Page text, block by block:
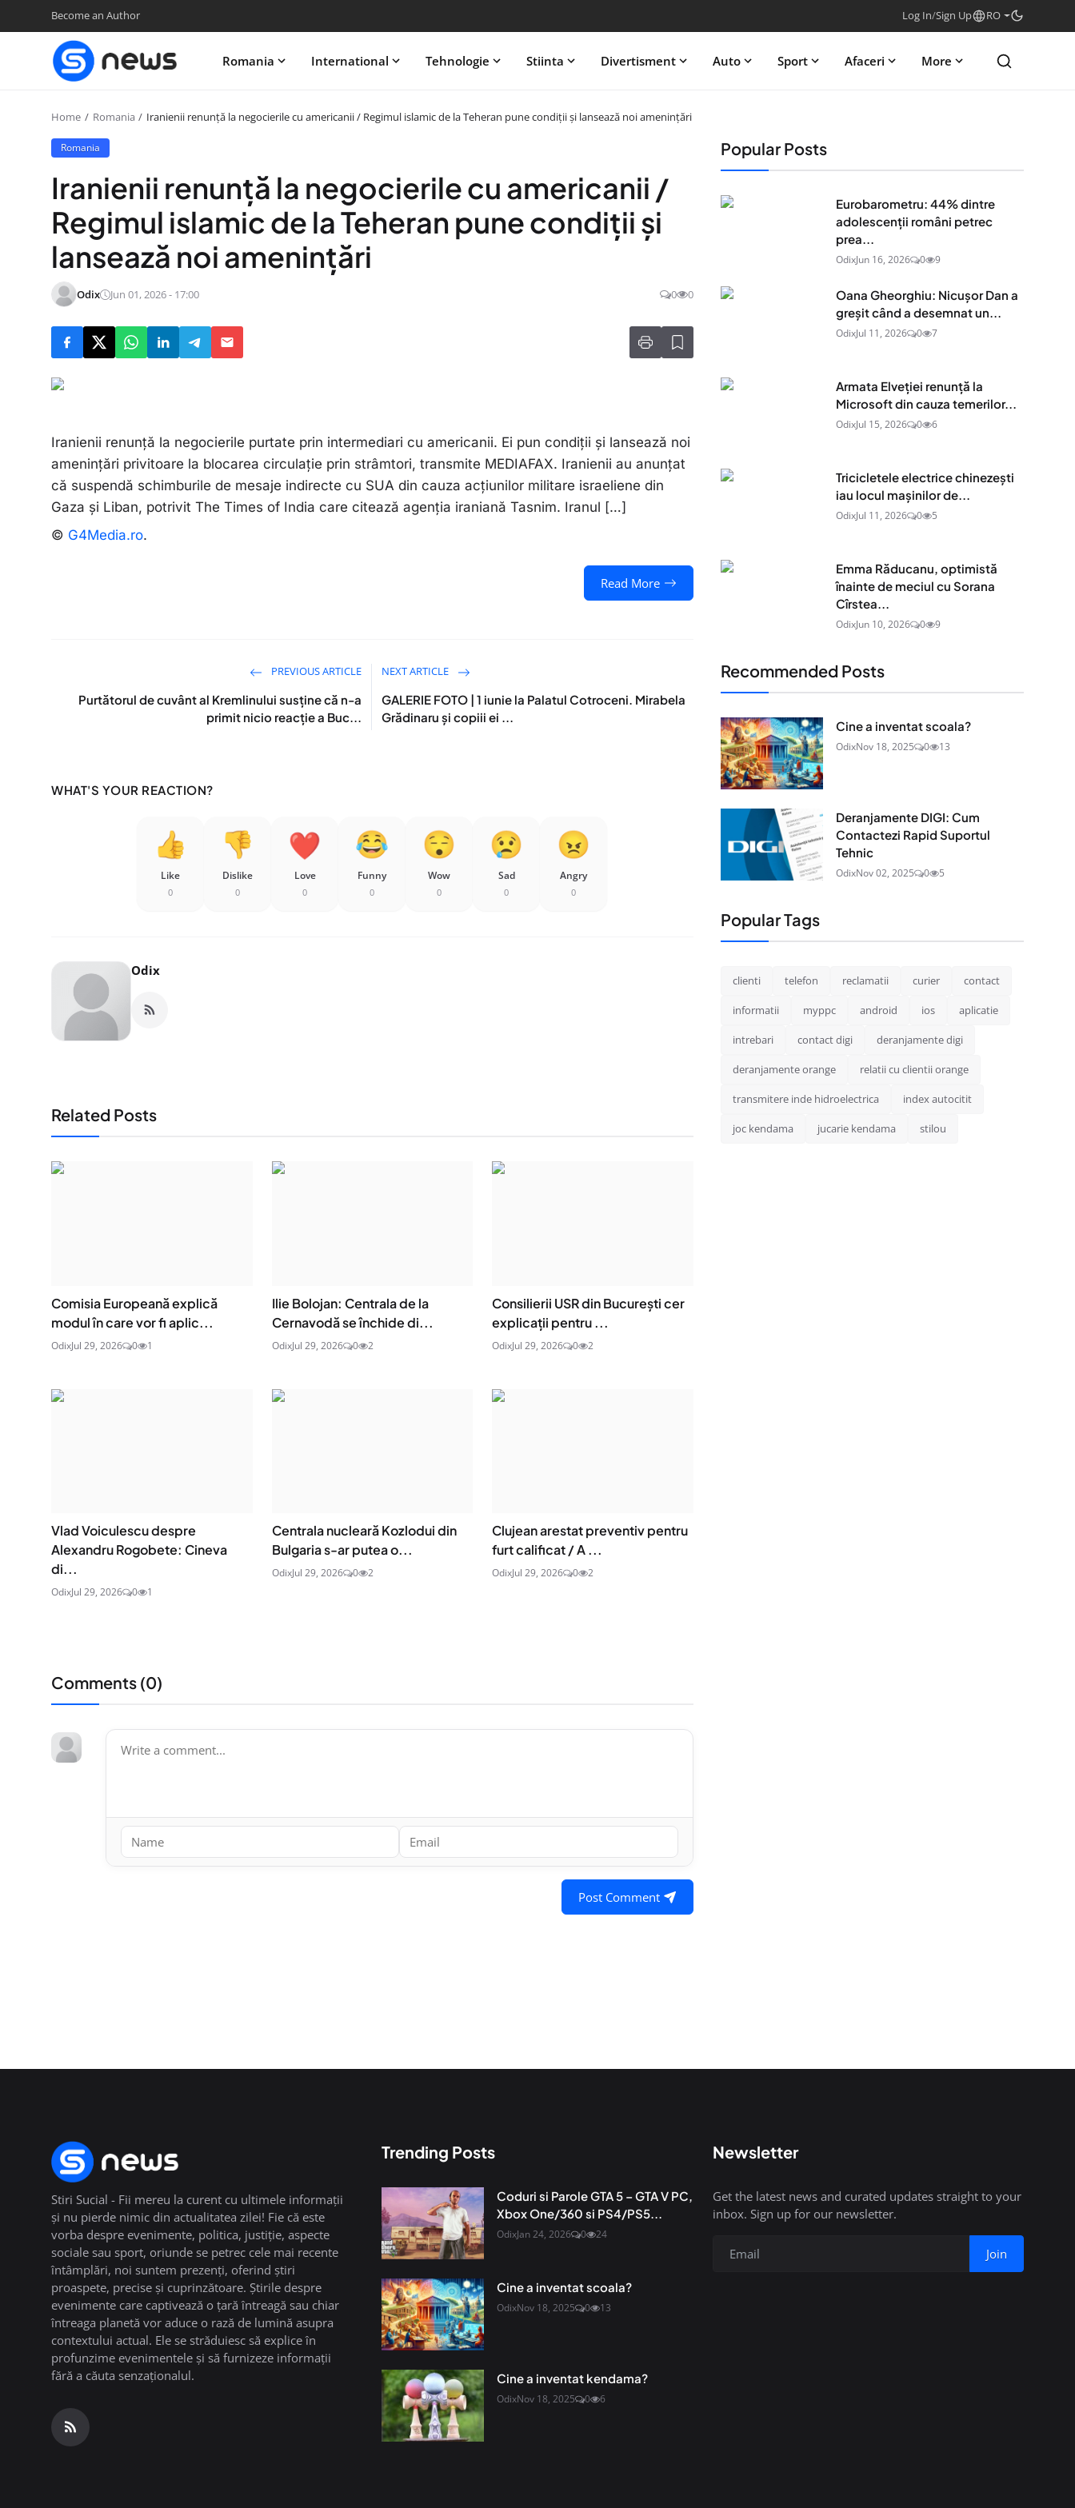
Become an Author Log In/Sign Up RO
Romania International Tehnologie Stiinta Divertisment Auto Sport Afaceri More
Home Romania Iranienii renunță la negocierile cu americanii / Regimul islamic de la Teheran pune condiții și lansează noi amenințări
Romania
Iranienii renunță la negocierile cu americanii /
Regimul islamic de la Teheran pune condiții și
lansează noi amenințări
Odix Jun 01, 2026 - 17:00 0 0
Iranienii renunță la negocierile purtate prin intermediari cu americanii. Ei pun condiții și lansează noi
amenințări privitoare la blocarea circulație prin strâmtori, transmite MEDIAFAX. Iranienii au anunțat
că suspendă schimburile de mesaje indirecte cu SUA din cauza acțiunilor militare israeliene din
Gaza și Liban, potrivit The Times of India care citează agenția iraniană Tasnim. Iranul […]
© G4Media.ro.
Read More
PREVIOUS ARTICLE
Purtătorul de cuvânt al Kremlinului susține că n-a
primit nicio reacție a Buc...
NEXT ARTICLE
GALERIE FOTO | 1 iunie la Palatul Cotroceni. Mirabela
Grădinaru și copiii ei ...
WHAT'S YOUR REACTION?
Like
0
Dislike
0
Love
0
Funny
0
Wow
0
Sad
0
Angry
0
Odix
Related Posts
Comisia Europeană explică
modul în care vor fi aplic...
OdixJul 29, 2026 0 1
Ilie Bolojan: Centrala de la
Cernavodă se închide di...
OdixJul 29, 2026 0 2
Consilierii USR din București cer
explicații pentru ...
OdixJul 29, 2026 0 2
Vlad Voiculescu despre
Alexandru Rogobete: Cineva
di...
OdixJul 29, 2026 0 1
Centrala nucleară Kozlodui din
Bulgaria s-ar putea o...
OdixJul 29, 2026 0 2
Clujean arestat preventiv pentru
furt calificat / A ...
OdixJul 29, 2026 0 2
Comments (0)
Post Comment
Popular Posts
Eurobarometru: 44% dintre
adolescenţii români petrec
prea...
OdixJun 16, 2026 0 9
Oana Gheorghiu: Nicușor Dan a
greșit când a desemnat un...
OdixJul 11, 2026 0 7
Armata Elveției renunță la
Microsoft din cauza temerilor...
OdixJul 15, 2026 0 6
Tricicletele electrice chinezești
iau locul mașinilor de...
OdixJul 11, 2026 0 5
Emma Răducanu, optimistă
înainte de meciul cu Sorana
Cîrstea...
OdixJun 10, 2026 0 9
Recommended Posts
Cine a inventat scoala?
OdixNov 18, 2025 0 13
Deranjamente DIGI: Cum
Contactezi Rapid Suportul
Tehnic
OdixNov 02, 2025 0 5
Popular Tags
clienti telefon reclamatii curier contact
informatii myppc android ios aplicatie
intrebari contact digi deranjamente digi
deranjamente orange relatii cu clientii orange
transmitere inde hidroelectrica index autocitit
joc kendama jucarie kendama stilou
Stiri Sucial - Fii mereu la curent cu ultimele informații
și nu pierde nimic din actualitatea zilei! Fie că este
vorba despre evenimente, politica, justiție, aspecte
sociale sau sport, oriunde se petrec cele mai recente
întâmplări, noi suntem prezenți, oferind știri
proaspete, precise și cuprinzătoare. Știrile despre
evenimente care captivează o țară întreagă sau chiar
întreaga planetă vor aduce o rază de lumină asupra
contextului actual. Ele se străduiesc să explice în
profunzime evenimentele și să furnizeze informații
fără a căuta senzaționalul.
Trending Posts
Coduri si Parole GTA 5 – GTA V PC,
Xbox One/360 si PS4/PS5...
OdixJan 24, 2026 0 24
Cine a inventat scoala?
OdixNov 18, 2025 0 13
Cine a inventat kendama?
OdixNov 18, 2025 0 6
Newsletter
Get the latest news and curated updates straight to your
inbox. Sign up for our newsletter.
Join